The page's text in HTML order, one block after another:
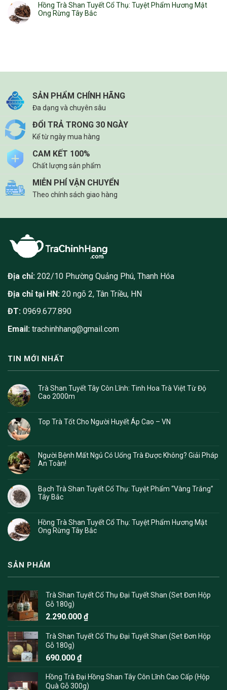
Hồng Trà Shan Tuyết Cổ Thụ: Tuyệt Phẩm Hương Mật
Ong Rừng Tây Bắc
SẢN PHẨM CHÍNH HÃNG
Đa dạng và chuyên sâu
ĐỔI TRẢ TRONG 30 NGÀY
Kể từ ngày mua hàng
CAM KẾT 100%
Chất lượng sản phẩm
MIỄN PHÍ VẬN CHUYỂN
Theo chính sách giao hàng
Địa chỉ: 202/10 Phường Quảng Phú, Thanh Hóa
Địa chỉ tại HN: 20 ngõ 2, Tân Triều, HN
ĐT: 0969.677.890
Email: trachinhhang@gmail.com
TIN MỚI NHẤT
Trà Shan Tuyết Tây Côn Lĩnh: Tinh Hoa Trà Việt Từ Độ
Cao 2000m
Top Trà Tốt Cho Người Huyết Áp Cao – VN
Người Bệnh Mất Ngủ Có Uống Trà Được Không? Giải Pháp
An Toàn!
Bạch Trà Shan Tuyết Cổ Thụ: Tuyệt Phẩm “Vàng Trắng”
Tây Bắc
Hồng Trà Shan Tuyết Cổ Thụ: Tuyệt Phẩm Hương Mật
Ong Rừng Tây Bắc
SẢN PHẨM
Trà Shan Tuyết Cổ Thụ Đại Tuyết Shan (Set Đơn Hộp
Gỗ 180g)
2.290.000 ₫
Trà Shan Tuyết Cổ Thụ Đại Tuyết Shan (Set Đơn Hộp
Gỗ 180g)
690.000 ₫
Hồng Trà Đại Hồng Shan Tây Côn Lĩnh Cao Cấp (Hộp
Quà Gỗ 300g)